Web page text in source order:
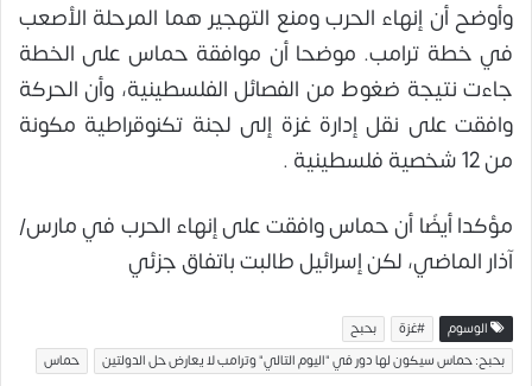
وأوضح أن إنهاء الحرب ومنع التهجير هما المرحلة الأصعب
في خطة ترامب. موضحا أن موافقة حماس على الخطة
جاءت نتيجة ضغوط من الفصائل الفلسطينية، وأن الحركة
وافقت على نقل إدارة غزة إلى لجنة تكنوقراطية مكونة
من 12 شخصية فلسطينية .
مؤكدا أيضًا أن حماس وافقت على إنهاء الحرب في مارس/
آذار الماضي، لكن إسرائيل طالبت باتفاق جزئي
الوسوم #غزة
بحبح
بحبح: حماس سيكون لها دور في "اليوم التالي" وترامب لا يعارض حل الدولتين
حماس